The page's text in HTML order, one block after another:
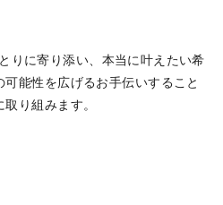
に寄り添い、本当に叶えたい希
能性を広げるお手伝いすること
り組みます。